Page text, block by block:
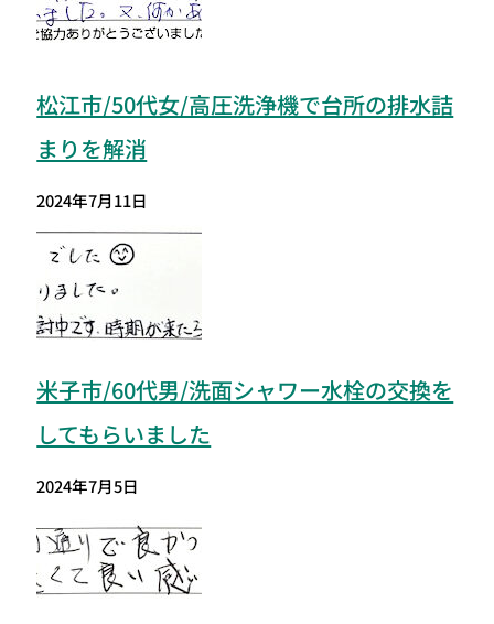
松江市/50代女/高圧洗浄機で台所の排水詰
まりを解消
2024年7月11日
米子市/60代男/洗面シャワー水栓の交換を
してもらいました
2024年7月5日